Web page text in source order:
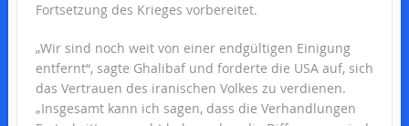
Fortsetzung des Krieges vorbereitet.
„Wir sind noch weit von einer endgültigen Einigung
entfernt“, sagte Ghalibaf und forderte die USA auf, sich
das Vertrauen des iranischen Volkes zu verdienen.
„Insgesamt kann ich sagen, dass die Verhandlungen